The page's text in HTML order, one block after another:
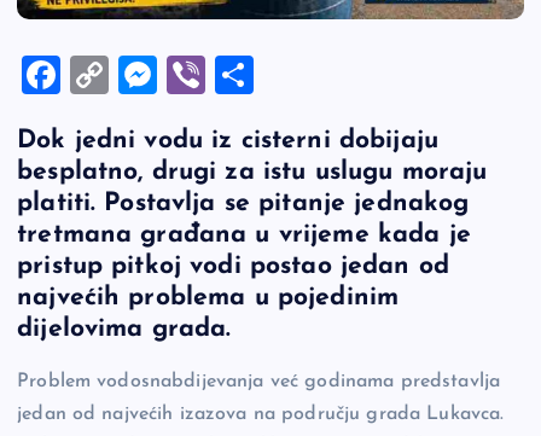
F
c
e
b
o
o
k
C
p
y
Li
n
k
M
se
n
g
er
Vi
er
ar
e
Dok jedni vodu iz cisterni dobijaju
besplatno, drugi za istu uslugu moraju
platiti. Postavlja se pitanje jednakog
tretmana građana u vrijeme kada je
pristup pitkoj vodi postao jedan od
najvećih problema u pojedinim
dijelovima grada.
Problem vodosnabdijevanja već godinama predstavlja
jedan od najvećih izazova na području grada Lukavca.